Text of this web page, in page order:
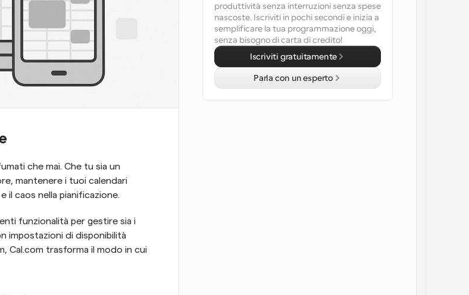
che mai. Che tu sia un
mantenere i tuoi calendari
il caos nella pianificazione.
funzionalità per gestire sia i
impostazioni di disponibilità
Cal.com trasforma il modo in cui
produttività senza interruzioni senza spese
nascoste. Iscriviti in pochi secondi e inizia a
semplificare la tua programmazione oggi,
senza bisogno di carta di credito!
Iscriviti gratuitamente
Parla con un esperto